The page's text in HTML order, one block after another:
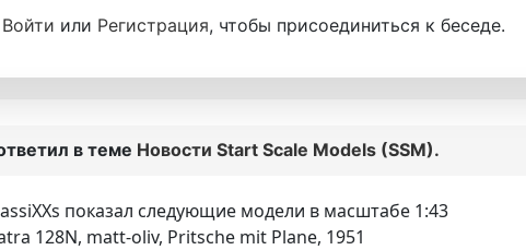
Войти или Регистрация, чтобы присоединиться к беседе.
в теме Новости Start Scale Models (SSM).
показал следующие модели в масштабе 1:43
128N, matt-oliv, Pritsche mit Plane, 1951